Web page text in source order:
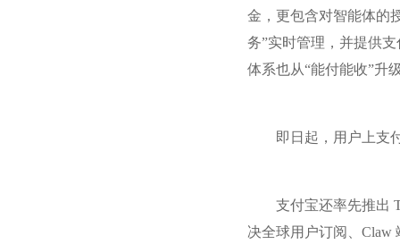
金，更包含对智能体的
务”实时管理，并提供
体系也从“能付能收”升
即日起，用户上支
支付宝还率先推出
决全球用户订阅、Claw